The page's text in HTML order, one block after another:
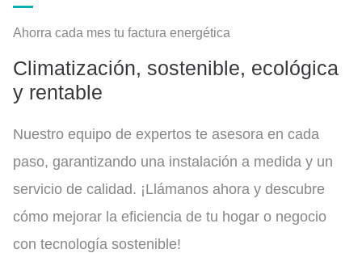
Ahorra cada mes tu factura energética
Climatización, sostenible, ecológica
y rentable
Nuestro equipo de expertos te asesora en cada
paso, garantizando una instalación a medida y un
servicio de calidad. ¡Llámanos ahora y descubre
cómo mejorar la eficiencia de tu hogar o negocio
con tecnología sostenible!